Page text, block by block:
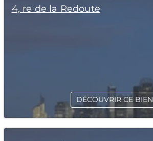
4, re de la Redoute
DÉCOUVRIR CE BIEN